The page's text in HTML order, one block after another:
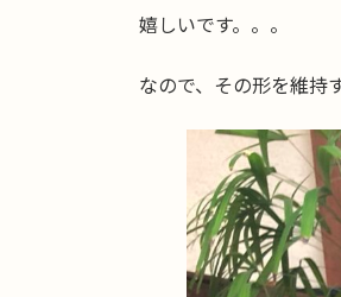
嬉しいです。。。
なので、その形を維持